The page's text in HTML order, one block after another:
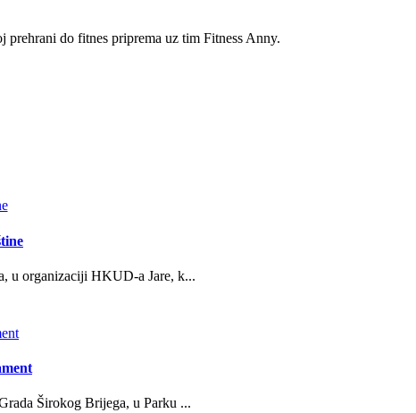
do fitnes priprema uz tim Fitness Anny.
u organizaciji HKUD-a Jare, k...
Širokog Brijega, u Parku ...